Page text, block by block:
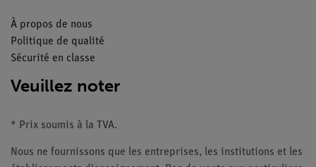
À propos de nous
Politique de qualité
Sécurité en classe
Veuillez noter
* Prix soumis à la TVA.
Nous ne fournissons que les entreprises, les institutions et les